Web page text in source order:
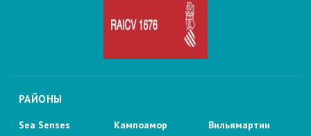
РАЙОНЫ
Sea Senses
Кампоамор
Вильямартин